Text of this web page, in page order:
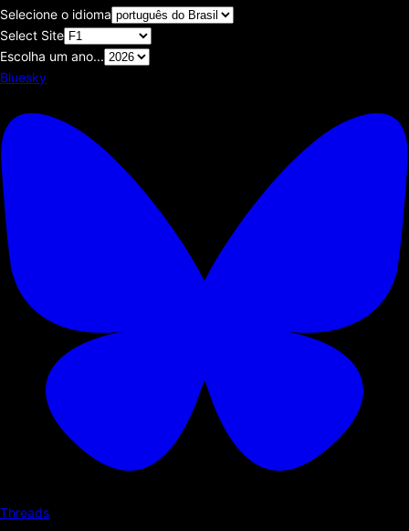
Selecione o idioma
Select Site
Escolha um ano...
Bluesky
Threads